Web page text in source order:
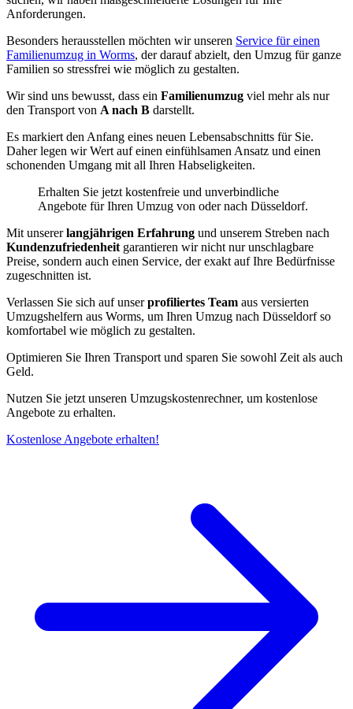
Anforderungen.
Besonders herausstellen möchten wir unseren Service für einen
Familienumzug in Worms, der darauf abzielt, den Umzug für ganze
Familien so stressfrei wie möglich zu gestalten.
Wir sind uns bewusst, dass ein Familienumzug viel mehr als nur
den Transport von A nach B darstellt.
Es markiert den Anfang eines neuen Lebensabschnitts für Sie.
Daher legen wir Wert auf einen einfühlsamen Ansatz und einen
schonenden Umgang mit all Ihren Habseligkeiten.
Erhalten Sie jetzt kostenfreie und unverbindliche
Angebote für Ihren Umzug von oder nach Düsseldorf.
Mit unsererlangjährigen Erfahrung und unserem Streben nach
Kundenzufriedenheit garantieren wir nicht nur unschlagbare
Preise, sondern auch einen Service, der exakt auf Ihre Bedürfnisse
zugeschnitten ist.
Verlassen Sie sich auf unserprofiliertes Team aus versierten
Umzugshelfern aus Worms, um Ihren Umzug nach Düsseldorf so
komfortabel wie möglich zu gestalten.
Optimieren Sie Ihren Transport und sparen Sie sowohl Zeit als auch
Geld.
Nutzen Sie jetzt unseren Umzugskostenrechner, um kostenlose
Angebote zu erhalten.
Kostenlose Angebote erhalten!